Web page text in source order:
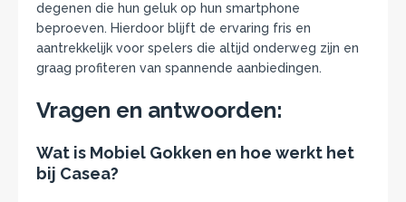
degenen die hun geluk op hun smartphone
beproeven. Hierdoor blijft de ervaring fris en
aantrekkelijk voor spelers die altijd onderweg zijn en
graag profiteren van spannende aanbiedingen.
Vragen en antwoorden:
Wat is Mobiel Gokken en hoe werkt het
bij Casea?